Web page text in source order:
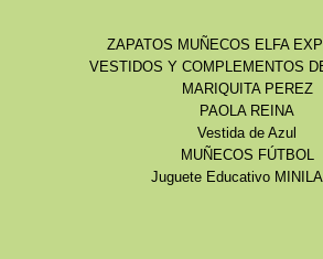
ZAPATOS MUÑECOS ELFA
VESTIDOS Y COMPLEMENTOS
MARIQUITA PEREZ
PAOLA REINA
Vestida de Azul
MUÑECOS FÚTBOL
Juguete Educativo